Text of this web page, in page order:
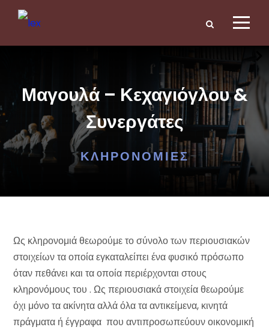
Μαγουλά – Κεχαγιόγλου &
Συνεργάτες
ΚΛΗΡΟΝΟΜΙΕΣ
Ως κληρονομιά θεωρούμε το σύνολο των περιουσιακών
στοιχείων τα οποία εγκαταλείπει ένα φυσικό πρόσωπο
όταν πεθάνει και τα οποία περιέρχονται στους
κληρονόμους του . Ως περιουσιακά στοιχεία θεωρούμε
όχι μόνο τα ακίνητα αλλά όλα τα αντικείμενα, κινητά
πράγματα ή έγγραφα που αντιπροσωπεύουν οικονομική